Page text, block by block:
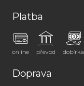
Platba
online převod dobírka
Doprava